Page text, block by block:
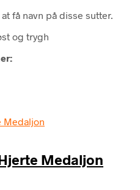
få navn på disse sutter.
og trygh
Medaljon